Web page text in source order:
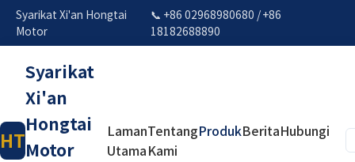
Syarikat Xi'an Hongtai
Motor
📞 +86 02968980680 / +86
18182688890
HT
Syarikat
Xi'an
Hongtai
Motor
Laman
Utama
Tentang
Kami
ProdukBeritaHubungi